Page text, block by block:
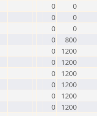
0
0
0
0
0
0
0
800
0
1200
0
1200
0
1200
0
1200
0
1200
0
1200